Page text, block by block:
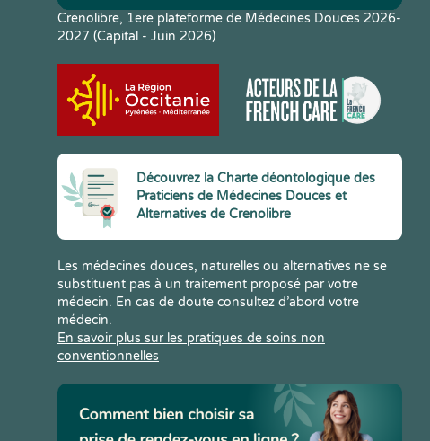
Crenolibre, 1ere plateforme de Médecines Douces 2026-
2027 (Capital - Juin 2026)
Découvrez la Charte déontologique des
Praticiens de Médecines Douces et
Alternatives de Crenolibre
Les médecines douces, naturelles ou alternatives ne se
substituent pas à un traitement proposé par votre
médecin. En cas de doute consultez d’abord votre
médecin.
En savoir plus sur les pratiques de soins non
conventionnelles